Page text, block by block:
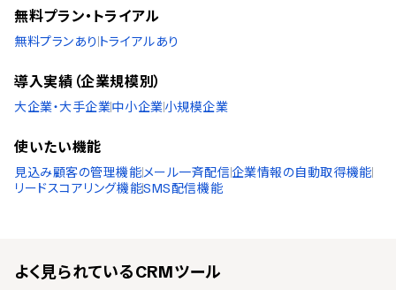
ポーランド語
トルコ語
ベトナム語
無料プラン・トライアル
無料プランあり トライアルあり
導入実績（企業規模別）
大企業・大手企業中小企業小規模企業
使いたい機能
見込み顧客の管理機能メール一斉配信企業情報の自動取得機能
リードスコアリング機能SMS配信機能
よく見られているCRMツール